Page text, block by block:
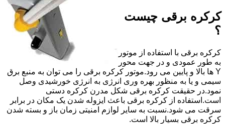
کرکره برقی چیست
؟
کرکره برقی با استفاده از موتور
به طور عمودی و در جهت محور
Y ها بالا و پایین می رود.موتور کرکره برقی را می توان به منبع برق
سیمی و یا به منظور بهره وری انرژی به انرژی خورشیدی وصل
نمود.در حقیقت کرکره برقی شکل مدرن کرکره دستی
است.استفاده از کرکره برقی باعث ایزوله شدن یک مکان در برابر
سرقت می شود.نسبت به سایر لوازم امنیتی زمان باز و بسته شدن
کرکره برقی بسیار بالا است.